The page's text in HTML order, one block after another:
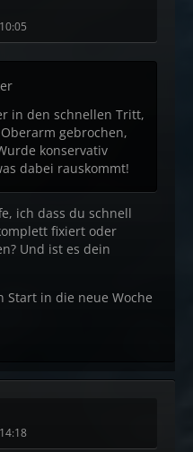
in den schnellen Tritt,
gebrochen,
konservativ
dabei rauskommt!
ich dass du schnell
fixiert oder
Und ist es dein
Start in die neue Woche